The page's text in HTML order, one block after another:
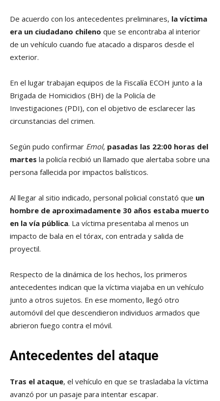
De acuerdo con los antecedentes preliminares, la víctima
era un ciudadano chileno que se encontraba al interior
de un vehículo cuando fue atacado a disparos desde el
exterior.
En el lugar trabajan equipos de la Fiscalía ECOH junto a la
Brigada de Homicidios (BH) de la Policía de
Investigaciones (PDI), con el objetivo de esclarecer las
circunstancias del crimen.
Según pudo confirmar Emol, pasadas las 22:00 horas del
martes la policía recibió un llamado que alertaba sobre una
persona fallecida por impactos balísticos.
Al llegar al sitio indicado, personal policial constató que un
hombre de aproximadamente 30 años estaba muerto
en la vía pública. La víctima presentaba al menos un
impacto de bala en el tórax, con entrada y salida de
proyectil.
Respecto de la dinámica de los hechos, los primeros
antecedentes indican que la víctima viajaba en un vehículo
junto a otros sujetos. En ese momento, llegó otro
automóvil del que descendieron individuos armados que
abrieron fuego contra el móvil.
Antecedentes del ataque
Tras el ataque, el vehículo en que se trasladaba la víctima
avanzó por un pasaje para intentar escapar.